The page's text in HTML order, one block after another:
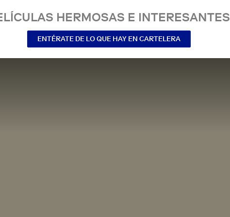
HERMOSAS E INTERESANTES
ENTÉRATE DE LO QUE HAY EN CARTELERA